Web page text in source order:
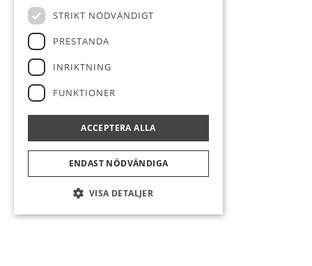
STRIKT NÖDVÄNDIGT
PRESTANDA
INRIKTNING
FUNKTIONER
ACCEPTERA ALLA
ENDAST NÖDVÄNDIGA
VISA DETALJER